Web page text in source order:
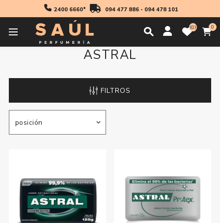
2400 6660* 094 477 886- 094 478 101
0 0
ASTRAL
FILTROS